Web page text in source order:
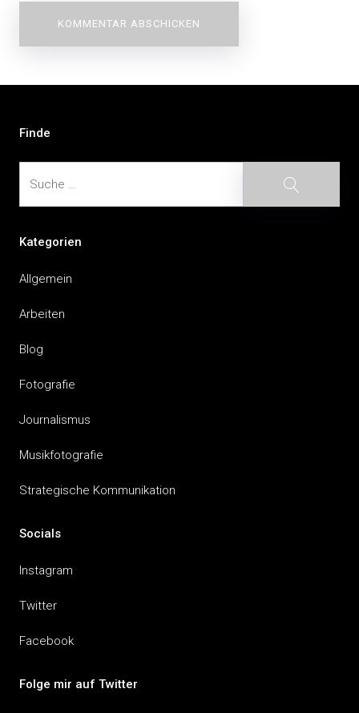
Finde
Suche
Kategorien
Allgemein
Arbeiten
Blog
Fotografie
Journalismus
Musikfotografie
Strategische Kommunikation
Socials
Instagram
Twitter
Facebook
Folge mir auf Twitter